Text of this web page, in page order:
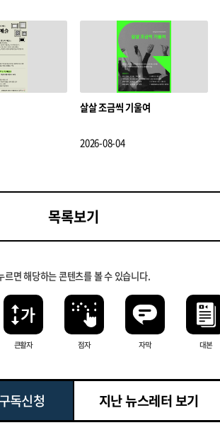
살살 조금씩 기울여
2026-08-04
목록보기
르면 해당하는 콘텐츠를 볼 수 있습니다.
큰 활자 점자 자막 대본
독신청 지난 뉴스레터 보기